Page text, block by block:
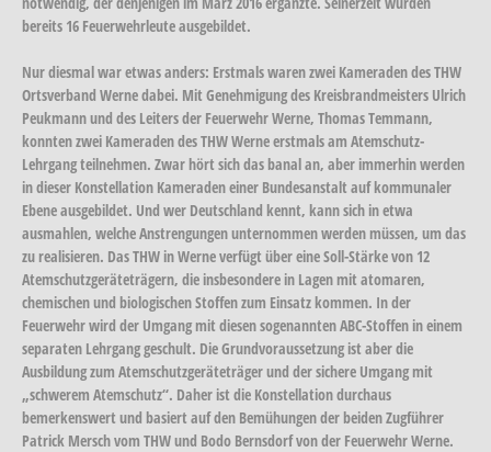
bereits 16 Feuerwehrleute ausgebildet.
Nur diesmal war etwas anders: Erstmals waren zwei Kameraden des THW
Ortsverband Werne dabei. Mit Genehmigung des Kreisbrandmeisters Ulrich
Peukmann und des Leiters der Feuerwehr Werne, Thomas Temmann,
konnten zwei Kameraden des THW Werne erstmals am Atemschutz-
Lehrgang teilnehmen. Zwar hört sich das banal an, aber immerhin werden
in dieser Konstellation Kameraden einer Bundesanstalt auf kommunaler
Ebene ausgebildet. Und wer Deutschland kennt, kann sich in etwa
ausmahlen, welche Anstrengungen unternommen werden müssen, um das
zu realisieren. Das THW in Werne verfügt über eine Soll-Stärke von 12
Atemschutzgeräteträgern, die insbesondere in Lagen mit atomaren,
chemischen und biologischen Stoffen zum Einsatz kommen. In der
Feuerwehr wird der Umgang mit diesen sogenannten ABC-Stoffen in einem
separaten Lehrgang geschult. Die Grundvoraussetzung ist aber die
Ausbildung zum Atemschutzgeräteträger und der sichere Umgang mit
„schwerem Atemschutz“. Daher ist die Konstellation durchaus
bemerkenswert und basiert auf den Bemühungen der beiden Zugführer
Patrick Mersch vom THW und Bodo Bernsdorf von der Feuerwehr Werne.